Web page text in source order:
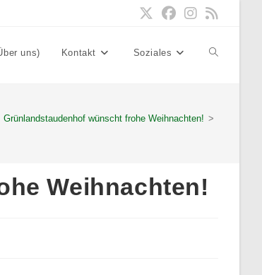
uns) Kontakt Soziales Website-
Grünlandstaudenhof wünscht frohe Weihnachten! >
Weihnachten!